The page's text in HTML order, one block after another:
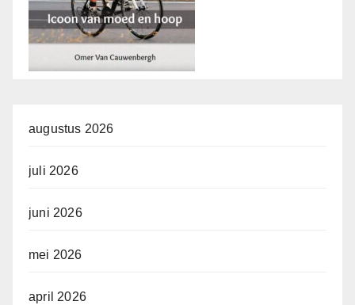
augustus 2026
juli 2026
juni 2026
mei 2026
april 2026